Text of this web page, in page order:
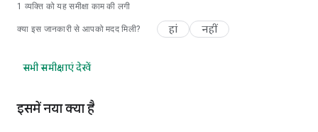
1 व्यक्ति को यह समीक्षा काम की लगी
क्या इस जानकारी से आपको मदद मिली? हां नहीं
सभी समीक्षाएं देखें
इसमें नया क्या है